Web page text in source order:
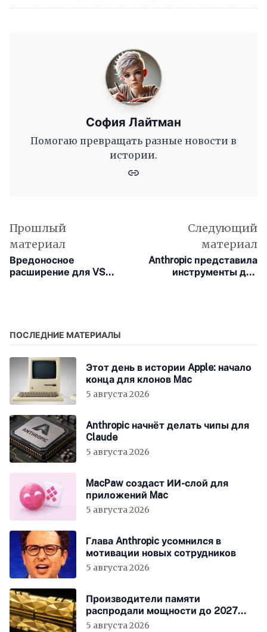
София Лайтман
Помогаю превращать разные новости в
истории.
Прошлый
материал
Вредоносное
расширение для VS
Следующий
материал
Anthropic представила
инструменты для
ПОСЛЕДНИЕ МАТЕРИАЛЫ
Этот день в истории Apple: начало
конца для клонов Mac
5 августа 2026
Anthropic начнёт делать чипы для
Claude
5 августа 2026
MacPaw создаст ИИ-слой для
приложений Mac
5 августа 2026
Глава Anthropic усомнился в
мотивации новых сотрудников
5 августа 2026
Производители памяти
распродали мощности до 2027
года
5 августа 2026